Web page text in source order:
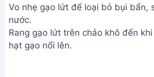
Vo nhẹ gạo lứt để loại bỏ bụi bẩn,
nước.
Rang gạo lứt trên chảo khô đến
hạt gạo nổi lên.